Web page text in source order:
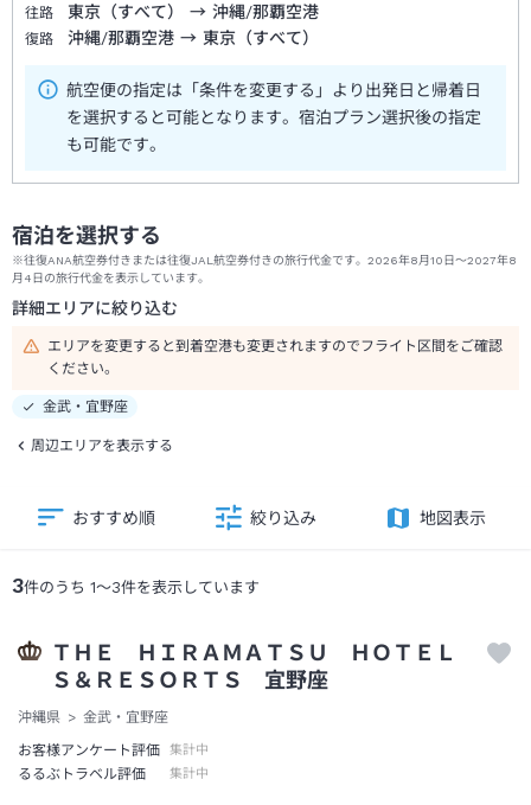
往路 東京（すべて） → 沖縄/那覇空港
復路 沖縄/那覇空港 → 東京（すべて）
航空便の指定は「条件を変更する」より出発日と帰着日
を選択すると可能となります。宿泊プラン選択後の指定
も可能です。
宿泊を選択する
※往復ANA航空券付きまたは往復JAL航空券付きの旅行代金です。2026年8月10日～2027年8
月4日の旅行代金を表示しています。
詳細エリアに絞り込む
エリアを変更すると到着空港も変更されますのでフライト区間をご確認
ください。
金武・宜野座
周辺エリアを表示する
3件のうち 1～3件を表示しています
おすすめ順 絞り込み 地図表示
ＴＨＥ ＨＩＲＡＭＡＴＳＵ ＨＯＴＥＬ
Ｓ＆ＲＥＳＯＲＴＳ 宜野座
沖縄県
金武・宜野座
お客様アンケート評価
集計中
るるぶトラベル評価 集計中